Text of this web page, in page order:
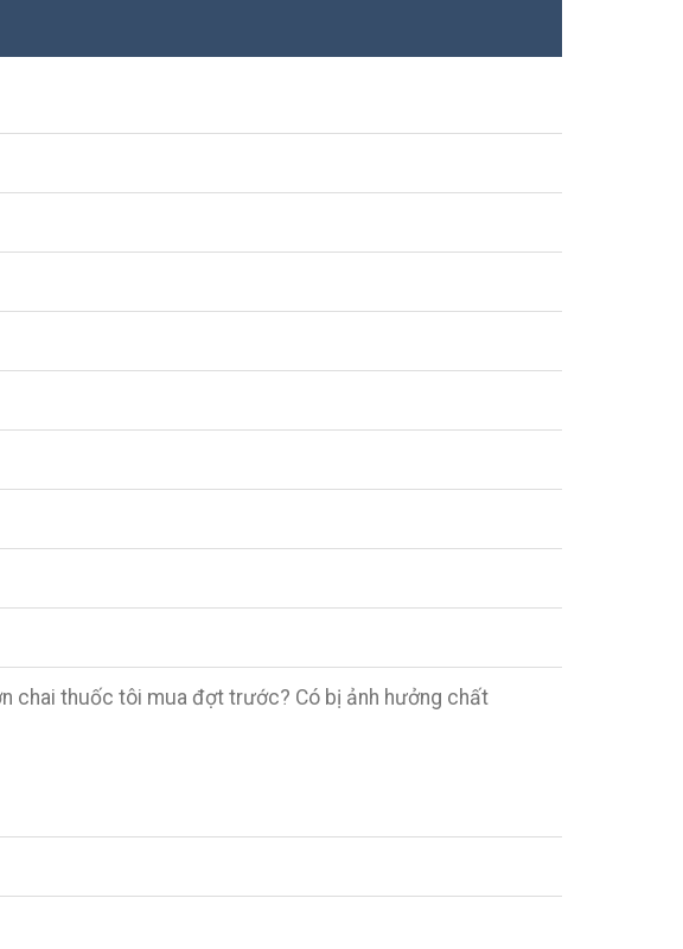
chai thuốc tôi mua đợt trước? Có bị ảnh hưởng chất